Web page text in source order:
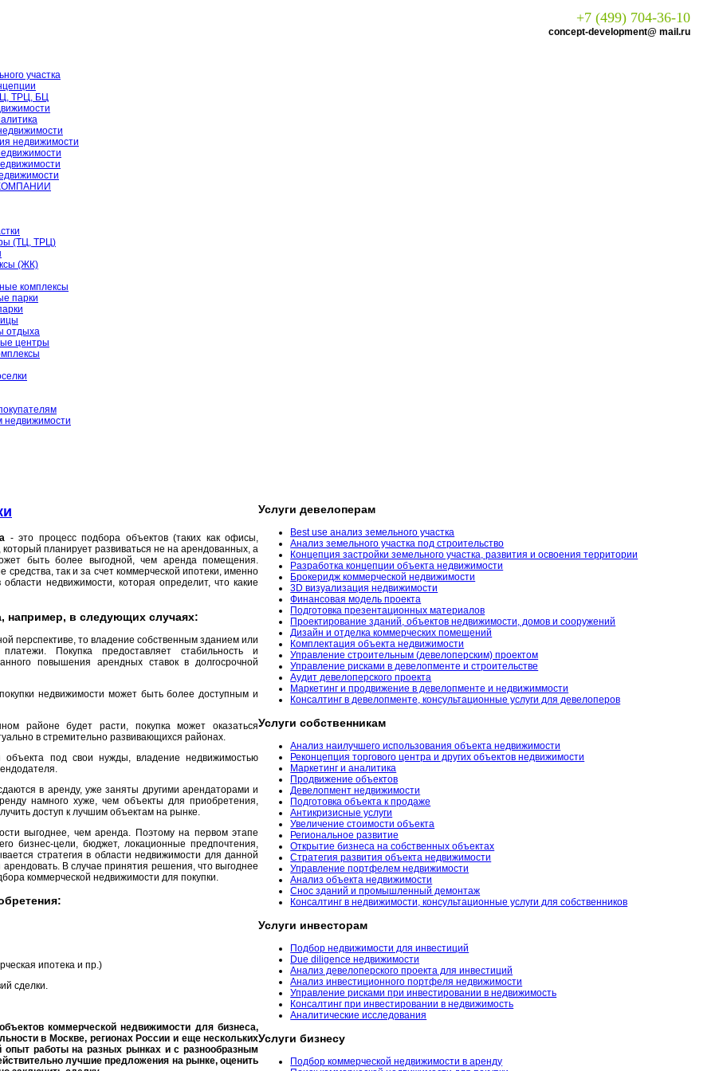
+7 (499) 704-36-10
concept-development@ mail.ru
участка
ТРЦ, БЦ
недвижимости
(ТЦ, ТРЦ)
(ЖК)
комплексы
парки
отдыха
центры
недвижимости
- это процесс подбора объектов (таких как офисы,
планирует развиваться не на арендованных, а
быть более выгодной, чем аренда помещения.
так и за счет коммерческой ипотеки, именно
недвижимости, которая определит, что какие
например, в следующих случаях:
перспективе, то владение собственным зданием или
Покупка предоставляет стабильность и
повышения арендных ставок в долгосрочной
недвижимости может быть более доступным и
районе будет расти, покупка может оказаться
в стремительно развивающихся районах.
под свои нужды, владение недвижимостью
в аренду, уже заняты другими арендаторами и
намного хуже, чем объекты для приобретения,
доступ к лучшим объектам на рынке.
выгоднее, чем аренда. Поэтому на первом этапе
бизнес-цели, бюджет, локационные предпочтения,
стратегия в области недвижимости для данной
В случае принятия решения, что выгоднее
коммерческой недвижимости для покупки.
ипотека и пр.)
сделки.
коммерческой недвижимости для бизнеса,
в Москве, регионах России и еще нескольких
работы на разных рынках и с разнообразным
лучшие предложения на рынке, оценить
Услуги девелоперам
Best use анализ земельного участка
Анализ земельного участка под строительство
Концепция застройки земельного участка, развития и освоения территории
Разработка концепции объекта недвижимости
Брокеридж коммерческой недвижимости
3D визуализация недвижимости
Финансовая модель проекта
Подготовка презентационных материалов
Проектирование зданий, объектов недвижимости, домов и сооружений
Дизайн и отделка коммерческих помещений
Комплектация объекта недвижимости
Управление строительным (девелоперским) проектом
Управление рисками в девелопменте и строительстве
Аудит девелоперского проекта
Маркетинг и продвижение в девелопменте и недвижиммости
Консалтинг в девелопменте, консультационные услуги для девелоперов
Услуги собственникам
Анализ наилучшего использования объекта недвижимости
Реконцепция торгового центра и других объектов недвижимости
Маркетинг и аналитика
Продвижение объектов
Девелопмент недвижимости
Подготовка объекта к продаже
Антикризисные услуги
Увеличение стоимости объекта
Региональное развитие
Открытие бизнеса на собственных объектах
Стратегия развития объекта недвижимости
Управление портфелем недвижимости
Анализ объекта недвижимости
Снос зданий и промышленный демонтаж
Консалтинг в недвижимости, консультационные услуги для собственников
Услуги инвесторам
Подбор недвижимости для инвестиций
Due diligence недвижимости
Анализ девелоперского проекта для инвестиций
Анализ инвестиционного портфеля недвижимости
Управление рисками при инвестировании в недвижимость
Консалтинг при инвестировании в недвижимость
Аналитические исследования
Услуги бизнесу
Подбор коммерческой недвижимости в аренду